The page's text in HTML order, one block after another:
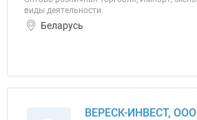
виды деятельности.
Беларусь
ВЕРЕСК-ИНВЕСТ, ООО